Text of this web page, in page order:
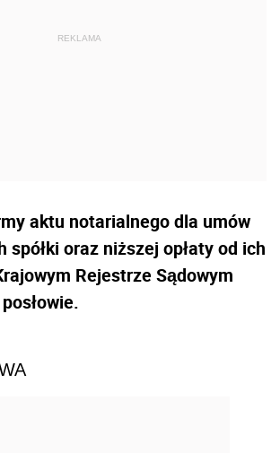
aktu notarialnego dla umów
spółki oraz niższej opłaty od ich
Rejestrze Sądowym